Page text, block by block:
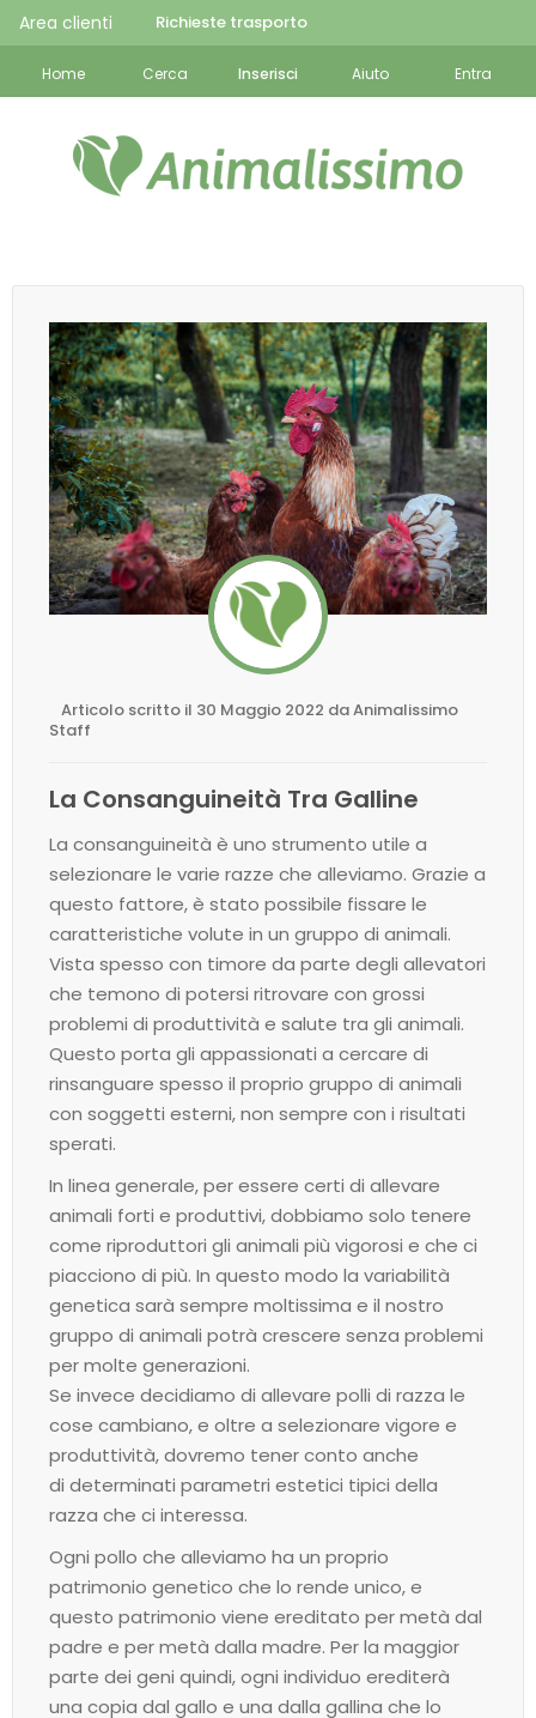
Area clienti Richieste trasporto
Home Cerca Inserisci Aiuto Entra
Articolo scritto il 30 Maggio 2022 da Animalissimo
Staff
La Consanguineità Tra Galline
La consanguineità è uno strumento utile a
selezionare le varie razze che alleviamo. Grazie a
questo fattore, è stato possibile fissare le
caratteristiche volute in un gruppo di animali.
Vista spesso con timore da parte degli allevatori
che temono di potersi ritrovare con grossi
problemi di produttività e salute tra gli animali.
Questo porta gli appassionati a cercare di
rinsanguare spesso il proprio gruppo di animali
con soggetti esterni, non sempre con i risultati
sperati.
In linea generale, per essere certi di allevare
animali forti e produttivi, dobbiamo solo tenere
come riproduttori gli animali più vigorosi e che ci
piacciono di più. In questo modo la variabilità
genetica sarà sempre moltissima e il nostro
gruppo di animali potrà crescere senza problemi
per molte generazioni.
Se invece decidiamo di allevare polli di razza le
cose cambiano, e oltre a selezionare vigore e
produttività, dovremo tener conto anche
di determinati parametri estetici tipici della
razza che ci interessa.
Ogni pollo che alleviamo ha un proprio
patrimonio genetico che lo rende unico, e
questo patrimonio viene ereditato per metà dal
padre e per metà dalla madre. Per la maggior
parte dei geni quindi, ogni individuo erediterà
una copia dal gallo e una dalla gallina che lo